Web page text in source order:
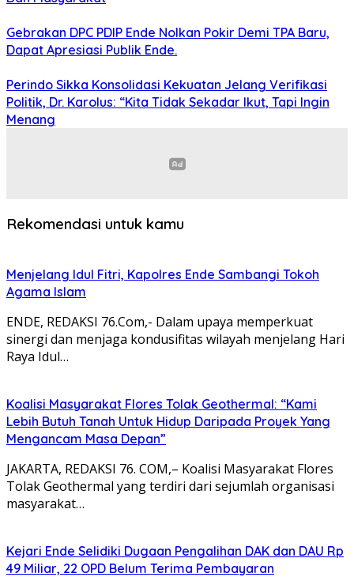
Gebrakan DPC PDIP Ende Nolkan Pokir Demi TPA Baru,
Dapat Apresiasi Publik Ende.
Perindo Sikka Konsolidasi Kekuatan Jelang Verifikasi
Politik, Dr. Karolus: “Kita Tidak Sekadar Ikut, Tapi Ingin
Menang
Rekomendasi untuk kamu
Menjelang Idul Fitri, Kapolres Ende Sambangi Tokoh
Agama Islam
ENDE, REDAKSI 76.Com,- Dalam upaya memperkuat
sinergi dan menjaga kondusifitas wilayah menjelang Hari
Raya Idul…
Koalisi Masyarakat Flores Tolak Geothermal: “Kami
Lebih Butuh Tanah Untuk Hidup Daripada Proyek Yang
Mengancam Masa Depan”
JAKARTA, REDAKSI 76. COM,– Koalisi Masyarakat Flores
Tolak Geothermal yang terdiri dari sejumlah organisasi
masyarakat…
Kejari Ende Selidiki Dugaan Pengalihan DAK dan DAU Rp
49 Miliar, 22 OPD Belum Terima Pembayaran